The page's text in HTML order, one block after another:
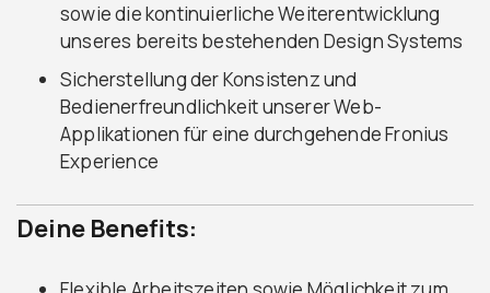
sowie die kontinuierliche Weiterentwicklung
unseres bereits bestehenden Design Systems
Sicherstellung der Konsistenz und
Bedienerfreundlichkeit unserer Web-
Applikationen für eine durchgehende Fronius
Experience
Deine Benefits: